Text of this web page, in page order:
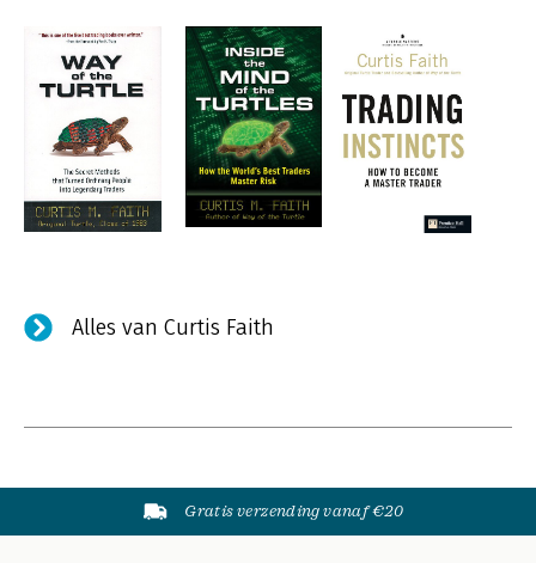
Alles van Curtis Faith
Gratis verzending vanaf €20